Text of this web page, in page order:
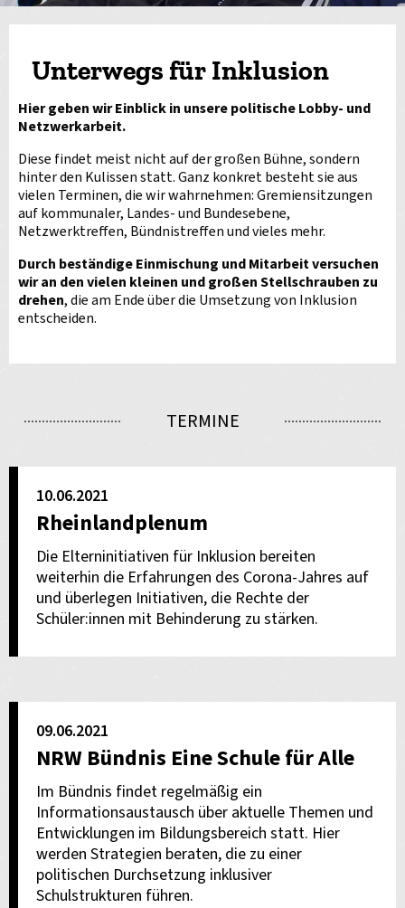
Unterwegs für Inklusion
Hier geben wir Einblick in unsere politische Lobby- und
Netzwerkarbeit.
Diese findet meist nicht auf der großen Bühne, sondern
hinter den Kulissen statt. Ganz konkret besteht sie aus
vielen Terminen, die wir wahrnehmen: Gremiensitzungen
auf kommunaler, Landes- und Bundesebene,
Netzwerktreffen, Bündnistreffen und vieles mehr.
Durch beständige Einmischung und Mitarbeit versuchen
wir an den vielen kleinen und großen Stellschrauben zu
drehen, die am Ende über die Umsetzung von Inklusion
entscheiden.
TERMINE
10.06.2021
Rheinlandplenum
Die Elterninitiativen für Inklusion bereiten
weiterhin die Erfahrungen des Corona-Jahres auf
und überlegen Initiativen, die Rechte der
Schüler:innen mit Behinderung zu stärken.
09.06.2021
NRW Bündnis Eine Schule für Alle
Im Bündnis findet regelmäßig ein
Informationsaustausch über aktuelle Themen und
Entwicklungen im Bildungsbereich statt. Hier
werden Strategien beraten, die zu einer
politischen Durchsetzung inklusiver
Schulstrukturen führen.